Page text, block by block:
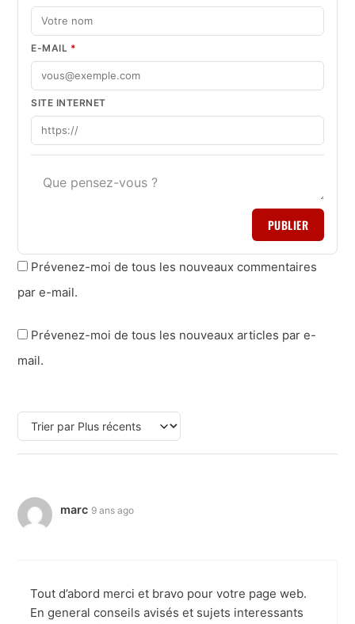
E-MAIL *
SITE INTERNET
PUBLIER
Prévenez-moi de tous les nouveaux commentaires
par e-mail.
Prévenez-moi de tous les nouveaux articles par e-
mail.
marc 9 ans ago
Tout d’abord merci et bravo pour votre page web.
En general conseils avisés et sujets interessants